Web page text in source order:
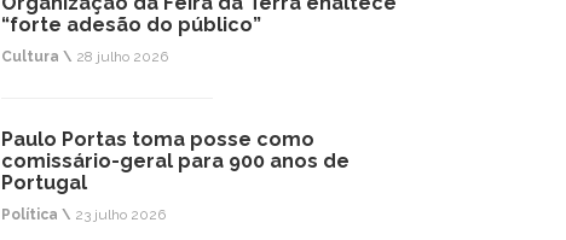
“forte adesão do público”
Cultura \ 28 julho 2026
Paulo Portas toma posse como
comissário-geral para 900 anos de
Portugal
Política \ 23 julho 2026